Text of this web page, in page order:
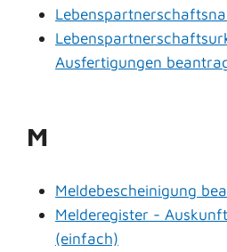
Ausfertigungen
M
Meldebescheinigung
Melderegister -
(einfach)